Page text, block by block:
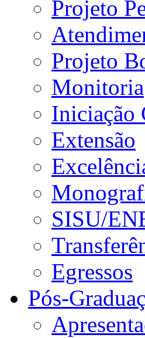
Projeto
Projeto
Monitoria
Iniciação
Extensão
SISU/
Egressos
Pós-